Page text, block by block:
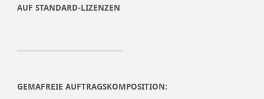
AUF STANDARD-LIZENZEN
GEMAFREIE AUFTRAGSKOMPOSITION: